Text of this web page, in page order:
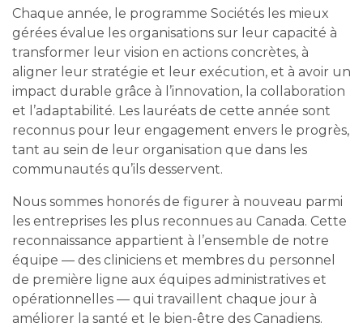
Chaque année, le programme Sociétés les mieux
gérées évalue les organisations sur leur capacité à
transformer leur vision en actions concrètes, à
aligner leur stratégie et leur exécution, et à avoir un
impact durable grâce à l’innovation, la collaboration
et l’adaptabilité. Les lauréats de cette année sont
reconnus pour leur engagement envers le progrès,
tant au sein de leur organisation que dans les
communautés qu’ils desservent.
Nous sommes honorés de figurer à nouveau parmi
les entreprises les plus reconnues au Canada. Cette
reconnaissance appartient à l’ensemble de notre
équipe — des cliniciens et membres du personnel
de première ligne aux équipes administratives et
opérationnelles — qui travaillent chaque jour à
améliorer la santé et le bien-être des Canadiens.